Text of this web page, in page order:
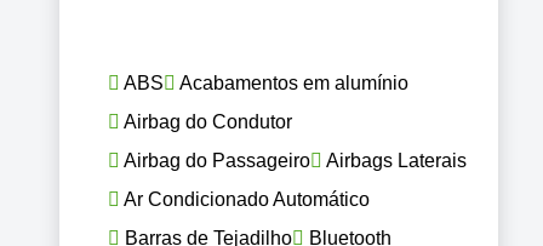
ABS
Acabamentos em alumínio
Airbag do Condutor
Airbag do Passageiro
Airbags Laterais
Ar Condicionado Automático
Barras de Tejadilho
Bluetooth